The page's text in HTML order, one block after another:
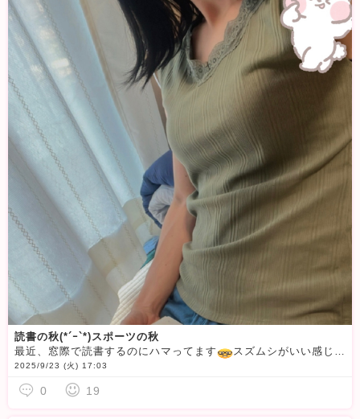
読書の秋(*´ｰ`*)スポーツの秋
最近、窓際で読書するのにハマってます
スズムシがいい感じに癒し空間作ってくれてるやっと涼しくなってきて
2025/9/23 (火) 17:03
0 19